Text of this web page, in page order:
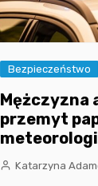
Bezpieczeństwo
Mężczyzna
przemyt
Katarzyna